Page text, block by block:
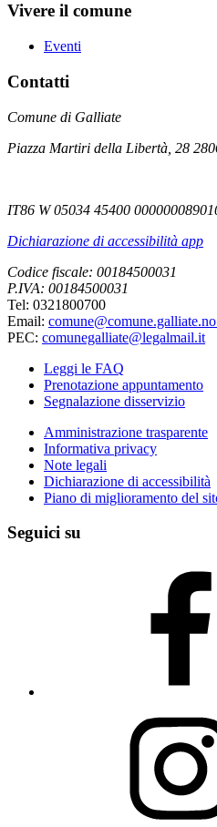
Vivere il comune
Eventi
Contatti
Comune di Galliate
Piazza Martiri della Libertà, 28
IT86 W 05034 45400
Dichiarazione di accessibilità app
Codice fiscale: 00184500031
P.IVA: 00184500031
Tel: 0321800700
Email:
PEC: comunegalliate@legalmail.it
Leggi le FAQ
Prenotazione appuntamento
Segnalazione disservizio
Amministrazione trasparente
Informativa privacy
Note legali
Dichiarazione di accessibilità
Piano di miglioramento del
Seguici su